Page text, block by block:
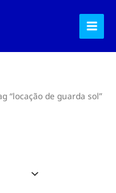
“locação de guarda sol”